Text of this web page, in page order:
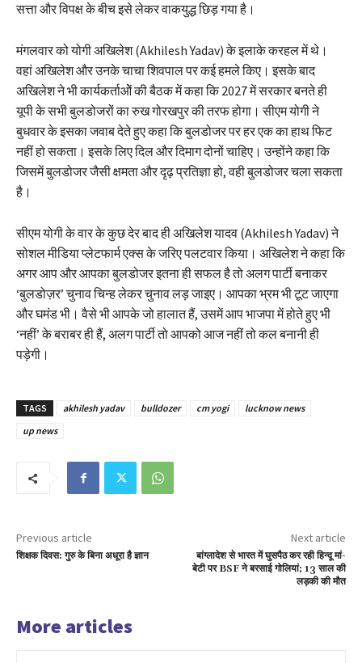
सत्ता और विपक्ष के बीच इसे लेकर वाकयुद्ध छिड़ गया है।
मंगलवार को योगी अखिलेश (Akhilesh Yadav) के इलाके करहल में थे।
वहां अखिलेश और उनके चाचा शिवपाल पर कई हमले किए। इसके बाद
अखिलेश ने भी कार्यकर्ताओें की बैठक में कहा कि 2027 में सरकार बनते ही
यूपी के सभी बुलडोजरों का रुख गोरखपुर की तरफ होगा। सीएम योगी ने
बुधवार के इसका जवाब देते हुए कहा कि बुलडोजर पर हर एक का हाथ फिट
नहीं हो सकता। इसके लिए दिल और दिमाग दोनों चाहिए। उन्होंने कहा कि
जिसमें बुलडोजर जैसी क्षमता और दृढ़ प्रतिज्ञा हो, वही बुलडोजर चला सकता
है।
सीएम योगी के वार के कुछ देर बाद ही अखिलेश यादव (Akhilesh Yadav) ने
सोशल मीडिया प्लेटफार्म एक्स के जरिए पलटवार किया। अखिलेश ने कहा कि
अगर आप और आपका बुलडोजर इतना ही सफल है तो अलग पार्टी बनाकर
‘बुलडोज़र’ चुनाव चिन्ह लेकर चुनाव लड़ जाइए। आपका भ्रम भी टूट जाएगा
और घमंड भी। वैसे भी आपके जो हालात हैं, उसमें आप भाजपा में होते हुए भी
‘नहीं’ के बराबर ही हैं, अलग पार्टी तो आपको आज नहीं तो कल बनानी ही
पड़ेगी।
TAGS akhilesh yadav bulldozer cm yogi
lucknow news
up news
Previous article
शिक्षक दिवस: गुरु के बिना अधूरा है ज्ञान
Next article
बांग्लादेश से भारत में घुसपैठ कर रही हिन्दू मां-
बेटी पर BSF ने बरसाई गोलियां; 13 साल की
लड़की की मौत
More articles